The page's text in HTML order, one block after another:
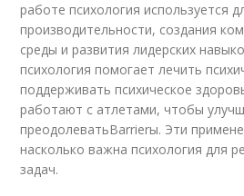
работе психология используется
производительности, создания
среды и развития лидерских
психология помогает лечить
поддерживать психическое
работают с атлетами, чтобы
преодолеватьBarrierы. Эти
насколько важна психология для
задач.